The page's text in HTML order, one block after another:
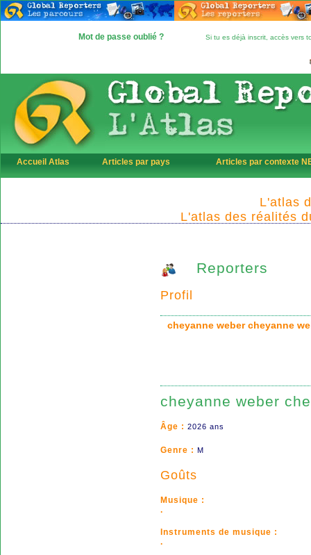
Mot de passe oublié ? Si tu es déjà inscrit, accès vers
Accueil Atlas Articles par pays Articles par contexte
L'atlas
L'atlas des réalités
Reporters
Profil
cheyanne weber cheyanne
cheyanne weber
Âge : 2026 ans
Genre : M
Goûts
Musique :
.
Instruments de musique :
.